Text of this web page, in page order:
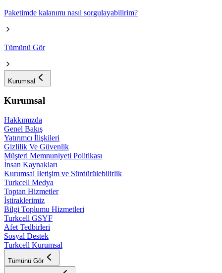
Paketimde kalanımı nasıl sorgulayabilirim?
Tümünü Gör
Kurumsal
Kurumsal
Hakkımızda
Genel Bakış
Yatırımcı İlişkileri
Gizlilik Ve Güvenlik
Müşteri Memnuniyeti Politikası
İnsan Kaynakları
Kurumsal İletişim ve Sürdürülebilirlik
Turkcell Medya
Toptan Hizmetler
İştiraklerimiz
Bilgi Toplumu Hizmetleri
Turkcell GSYF
Afet Tedbirleri
Sosyal Destek
Turkcell Kurumsal
Tümünü Gör